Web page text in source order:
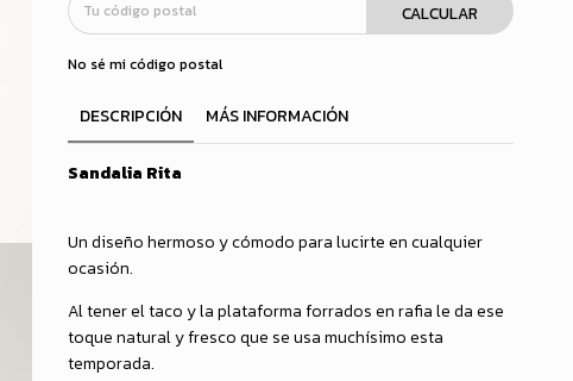
CALCULAR
No sé mi código postal
DESCRIPCIÓN MÁS INFORMACIÓN
Sandalia Rita
Un diseño hermoso y cómodo para lucirte en cualquier
ocasión.
Al tener el taco y la plataforma forrados en rafia le da ese
toque natural y fresco que se usa muchísimo esta
temporada.